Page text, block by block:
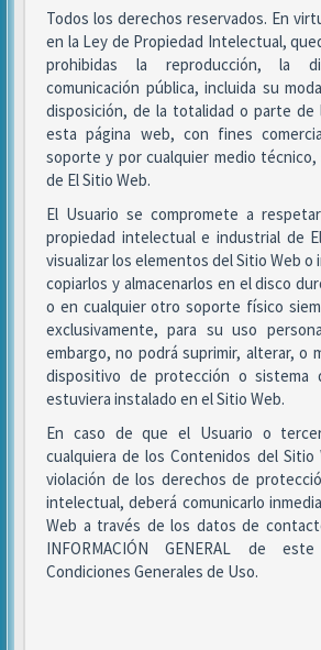
Todos los derechos reservados. En
en la Ley de Propiedad Intelectual,
prohibidas la reproducción, la
comunicación pública, incluida su
disposición, de la totalidad o parte de
esta página web, con fines
soporte y por cualquier medio técnico,
de El Sitio Web.
El Usuario se compromete a
propiedad intelectual e industrial de
visualizar los elementos del Sitio Web o
copiarlos y almacenarlos en el disco
o en cualquier otro soporte físico
exclusivamente, para su uso
embargo, no podrá suprimir, alterar, o
dispositivo de protección o sistema
estuviera instalado en el Sitio Web.
En caso de que el Usuario o
cualquiera de los Contenidos del Sitio
violación de los derechos de
intelectual, deberá comunicarlo
Web a través de los datos de
INFORMACIÓN GENERAL de
Condiciones Generales de Uso.